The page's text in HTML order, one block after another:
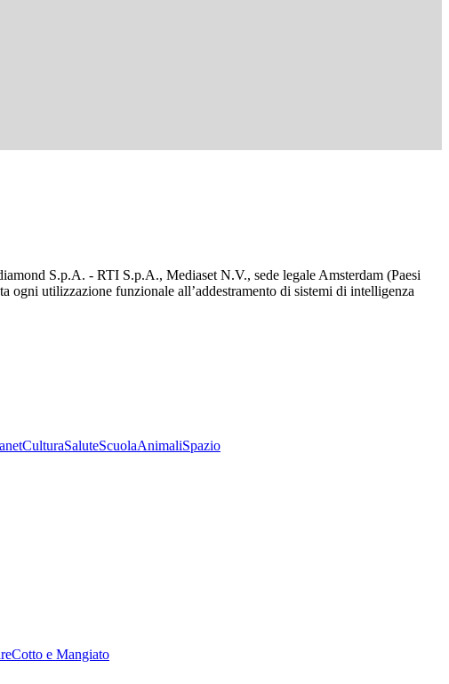
S.p.A. - RTI S.p.A., Mediaset N.V., sede legale Amsterdam (Paesi
ogni utilizzazione funzionale all’addestramento di sistemi di intelligenza
CulturaSaluteScuolaAnimaliSpazio
Cotto e Mangiato